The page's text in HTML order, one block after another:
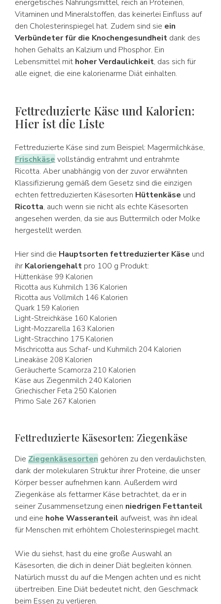
energetisches Nahrungsmittel, reich an Proteinen,
Vitaminen und Mineralstoffen, das keinerlei Einfluss auf
den Cholesterinspiegel hat. Zudem sind sie ein
Verbündeter für die Knochengesundheit dank des
hohen Gehalts an Kalzium und Phosphor. Ein
Lebensmittel mit hoher Verdaulichkeit, das sich für
alle eignet, die eine kalorienarme Diät einhalten.
Fettreduzierte Käse und Kalorien:
Hier ist die Liste
Fettreduzierte Käse sind zum Beispiel: Magermilchkäse,
Frischkäsevollständig entrahmt und entrahmte
Ricotta. Aber unabhängig von der zuvor erwähnten
Klassifizierung gemäß dem Gesetz sind die einzigen
echten fettreduzierten Käsesorten Hüttenkäse und
Ricotta, auch wenn sie nicht als echte Käsesorten
angesehen werden, da sie aus Buttermilch oder Molke
hergestellt werden.
Hier sind die Hauptsorten fettreduzierter Käse und
ihr Kaloriengehalt pro 100 g Produkt:
Hüttenkäse 99 Kalorien
Ricotta aus Kuhmilch 136 Kalorien
Ricotta aus Vollmilch 146 Kalorien
Quark 159 Kalorien
Light-Streichkäse 160 Kalorien
Light-Mozzarella 163 Kalorien
Light-Stracchino 175 Kalorien
Mischricotta aus Schaf- und Kuhmilch 204 Kalorien
Lineakäse 208 Kalorien
Geräucherte Scamorza 210 Kalorien
Käse aus Ziegenmilch 240 Kalorien
Griechischer Feta 250 Kalorien
Primo Sale 267 Kalorien
Fettreduzierte Käsesorten: Ziegenkäse
Die Ziegenkäsesorten gehören zu den verdaulichsten,
dank der molekularen Struktur ihrer Proteine, die unser
Körper besser aufnehmen kann. Außerdem wird
Ziegenkäse als fettarmer Käse betrachtet, da er in
seiner Zusammensetzung einen niedrigen Fettanteil
und eine hohe Wasseranteil aufweist, was ihn ideal
für Menschen mit erhöhtem Cholesterinspiegel macht.
Wie du siehst, hast du eine große Auswahl an
Käsesorten, die dich in deiner Diät begleiten können.
Natürlich musst du auf die Mengen achten und es nicht
übertreiben. Eine Diät bedeutet nicht, den Geschmack
beim Essen zu verlieren.